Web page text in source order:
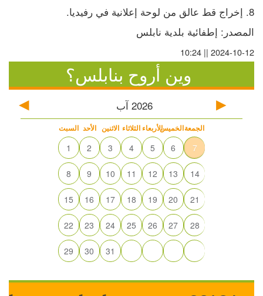
8. إخراج قط عالق من لوحة إعلانية في رفيديا.
المصدر: إطفائية بلدية نابلس
2024-10-12 || 10:24
وين أروح بنابلس؟
2026 آب
السبت الأحد الاثنين الثلاثاء الأربعاءالخميسالجمعة
1 2 3 4 5 6 7
8 9 10 11 12 13 14
15 16 17 18 19 20 21
22 23 24 25 26 27 28
29 30 31